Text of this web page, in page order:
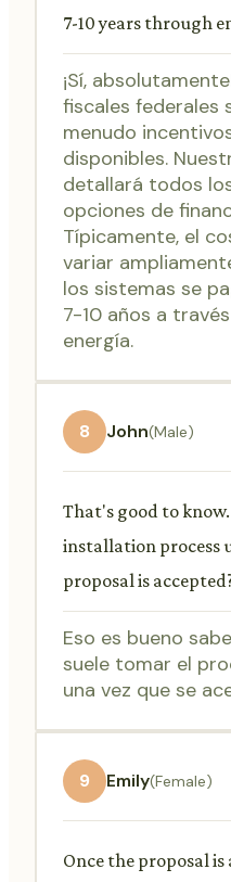
7-10 years through
¡Sí,
fiscales federales
menudo
disponibles.
detallará todos
opciones de
Típicamente, el
variar
los sistemas se
7-10 años a
energía.
8 John(Male)
That's good to
installation process
proposal is
Eso es bueno
suele tomar el
una vez que se
9 Emily(Female)
Once the proposal